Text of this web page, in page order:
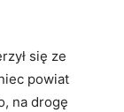
się ze
powiat
na drogę